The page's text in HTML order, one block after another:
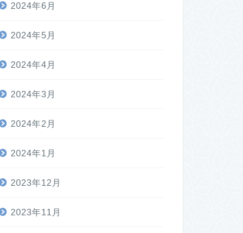
2024年6月
2024年5月
2024年4月
2024年3月
2024年2月
2024年1月
2023年12月
2023年11月